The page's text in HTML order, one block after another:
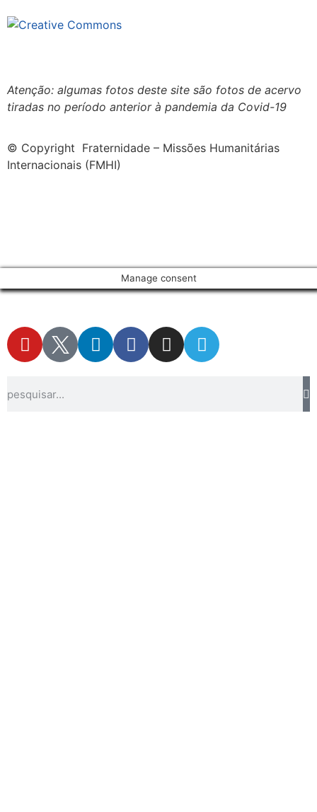
Atenção: algumas fotos deste site são fotos de acervo
tiradas no período anterior à pandemia da Covid-19
© Copyright Fraternidade – Missões Humanitárias
Internacionais (FMHI)
Manage consent